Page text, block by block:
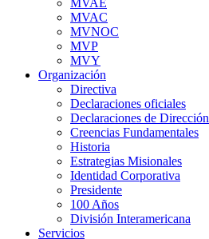
MVAE
MVAC
MVNOC
MVP
MVY
Organización
Directiva
Declaraciones oficiales
Declaraciones de Dirección
Creencias Fundamentales
Historia
Estrategias Misionales
Identidad Corporativa
Presidente
100 Años
División Interamericana
Servicios